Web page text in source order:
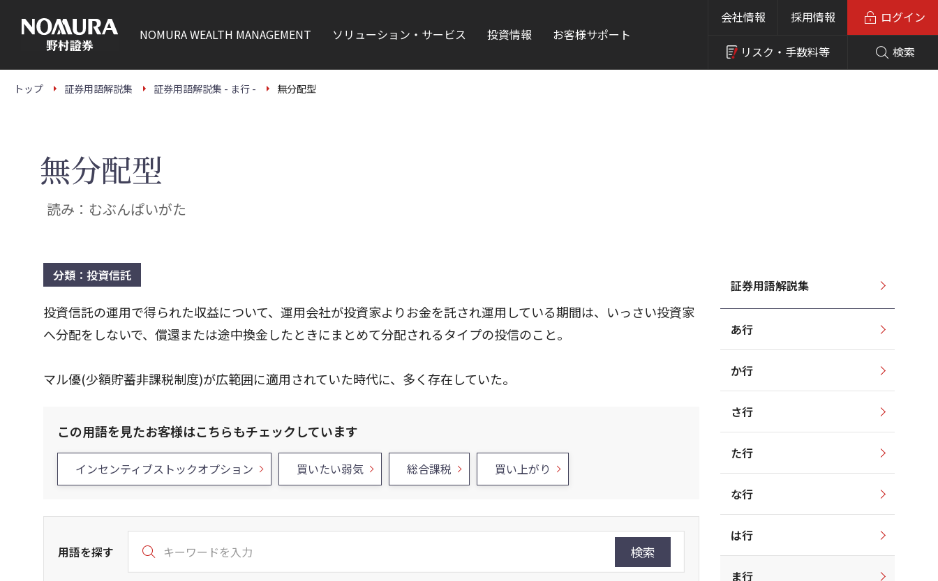
本
NOMURAWEALTH MANAGEMENT ソリューション・サービス 投資情報 お客様サポート
会社情報 採用情報
リスク・ 手数料等 検索
ログイン
トップ 証券用語解説集 証券用語解説集 - ま行 - 無分配型
無分配型
読み：むぶんぱいがた
分類：投資信託
投資信託の運用で得られた収益について、運用会社が投資家よりお金を託され運用している期間は、いっさい投資家
へ分配をしないで、償還または途中換金したときにまとめて分配されるタイプの投信のこと。
マル優(少額貯蓄非課税制度)が広範囲に適用されていた時代に、多く存在していた。
この用語を見たお客様はこちらもチェックしています
インセンティブストックオプション 買いたい弱気 総合課税 買い上がり
用語を探す 検索
証券用語解説集
あ行
か行
さ行
た行
な行
は行
ま行